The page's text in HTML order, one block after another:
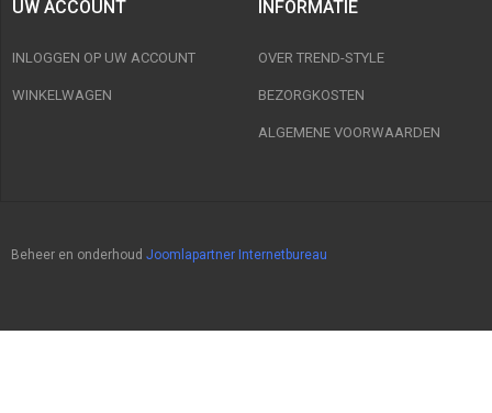
UW ACCOUNT
INLOGGEN OP UW ACCOUNT
WINKELWAGEN
INFORMATIE
OVER TREND-STYLE
BEZORGKOSTEN
ALGEMENE VOORWAARDEN
Beheer en onderhoud Joomlapartner Internetbureau